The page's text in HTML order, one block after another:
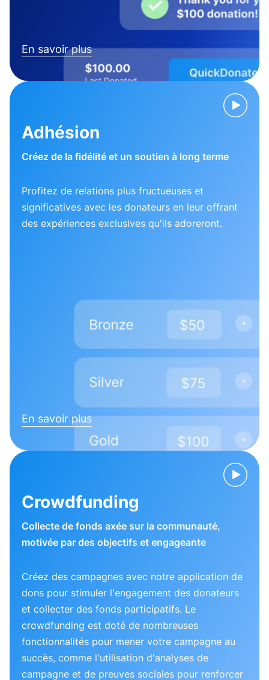
En savoir plus
Adhésion
Créez de la fidélité et un soutien à long terme
Profitez de relations plus fructueuses et
significatives avec les donateurs en leur offrant
des expériences exclusives qu'ils adoreront.
En savoir plus
Crowdfunding
Collecte de fonds axée sur la communauté,
motivée par des objectifs et engageante
Créez des campagnes avec notre application de
dons pour stimuler l'engagement des donateurs
et collecter des fonds participatifs. Le
crowdfunding est doté de nombreuses
fonctionnalités pour mener votre campagne au
succès, comme l'utilisation d'analyses de
campagne et de preuves sociales pour renforcer